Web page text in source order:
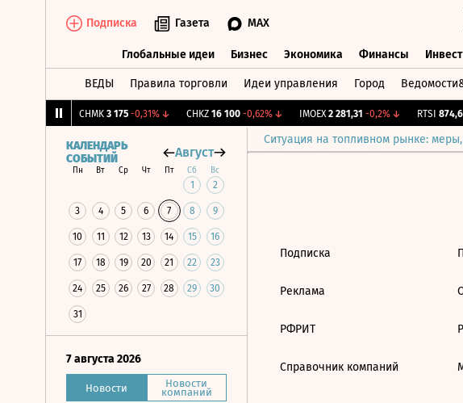
Подписка Газета MAX
Глобальные идеи Бизнес Экономика Финансы
ВЕДЫ Правила торговли Идеи управления Город
CHMK 3 175 -0,31%↓ CHKZ 16 100 -0,62%↓ IMOEX 2 281,31 -0,2%↓ RTSI 874,64
Ситуация на топливном рынке:
КАЛЕНДАРЬ
СОБЫТИЙ
Август
Пн Вт Ср Чт Пт Сб Вс
1 2
3 4 5 6 7 8 9
10 11 12 13 14 15 16
17 18 19 20 21 22 23
24 25 26 27 28 29 30
31
7 августа 2026
Новости Новости
компаний
Подписка
Реклама
РФРИТ
Справочник компаний